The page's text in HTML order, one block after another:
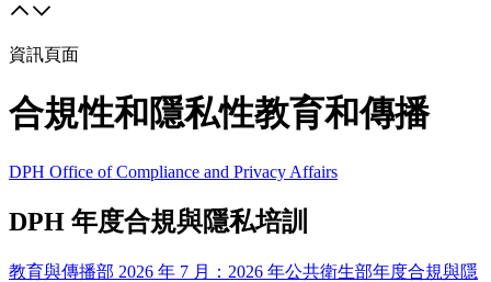
資訊頁面
合規性和隱私性教育和傳播
DPH Office of Compliance and Privacy Affairs
DPH 年度合規與隱私培訓
教育與傳播部 2026 年 7 月：2026 年公共衛生部年度合規與隱